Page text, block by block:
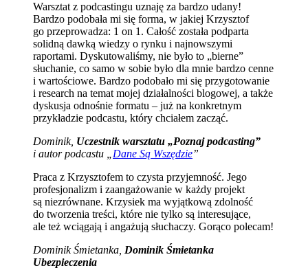
Warsztat z podcastingu uznaję za bardzo udany!
Bardzo podobała mi się forma, w jakiej Krzysztof
go przeprowadza: 1 on 1. Całość została podparta
solidną dawką wiedzy o rynku i najnowszymi
raportami. Dyskutowaliśmy, nie było to „bierne”
słuchanie, co samo w sobie było dla mnie bardzo cenne
i wartościowe. Bardzo podobało mi się przygotowanie
i research na temat mojej działalności blogowej, a także
dyskusja odnośnie formatu – już na konkretnym
przykładzie podcastu, który chciałem zacząć.
Dominik, Uczestnik warsztatu „Poznaj podcasting”
i autor podcastu „ Dane Są Wszędzie”
Praca z Krzysztofem to czysta przyjemność. Jego
profesjonalizm i zaangażowanie w każdy projekt
są niezrównane. Krzysiek ma wyjątkową zdolność
do tworzenia treści, które nie tylko są interesujące,
ale też wciągają i angażują słuchaczy. Gorąco polecam!
Dominik Śmietanka, Dominik Śmietanka
Ubezpieczenia